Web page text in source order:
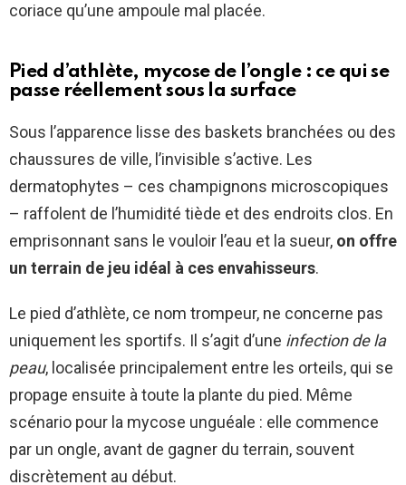
coriace qu’une ampoule mal placée.
Pied d’athlète, mycose de l’ongle : ce qui se
passe réellement sous la surface
Sous l’apparence lisse des baskets branchées ou des
chaussures de ville, l’invisible s’active. Les
dermatophytes – ces champignons microscopiques
– raffolent de l’humidité tiède et des endroits clos. En
emprisonnant sans le vouloir l’eau et la sueur, on offre
un terrain de jeu idéal à ces envahisseurs.
Le pied d’athlète, ce nom trompeur, ne concerne pas
uniquement les sportifs. Il s’agit d’une infection de la
peau, localisée principalement entre les orteils, qui se
propage ensuite à toute la plante du pied. Même
scénario pour la mycose unguéale : elle commence
par un ongle, avant de gagner du terrain, souvent
discrètement au début.